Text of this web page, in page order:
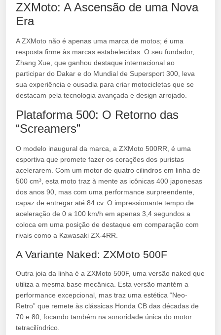
ZXMoto: A Ascensão de uma Nova
Era
A ZXMoto não é apenas uma marca de motos; é uma
resposta firme às marcas estabelecidas. O seu fundador,
Zhang Xue, que ganhou destaque internacional ao
participar do Dakar e do Mundial de Supersport 300, leva
sua experiência e ousadia para criar motocicletas que se
destacam pela tecnologia avançada e design arrojado.
Plataforma 500: O Retorno das
“Screamers”
O modelo inaugural da marca, a ZXMoto 500RR, é uma
esportiva que promete fazer os corações dos puristas
acelerarem. Com um motor de quatro cilindros em linha de
500 cm³, esta moto traz à mente as icônicas 400 japonesas
dos anos 90, mas com uma performance surpreendente,
capaz de entregar até 84 cv. O impressionante tempo de
aceleração de 0 a 100 km/h em apenas 3,4 segundos a
coloca em uma posição de destaque em comparação com
rivais como a Kawasaki ZX-4RR.
A Variante Naked: ZXMoto 500F
Outra joia da linha é a ZXMoto 500F, uma versão naked que
utiliza a mesma base mecânica. Esta versão mantém a
performance excepcional, mas traz uma estética “Neo-
Retro” que remete às clássicas Honda CB das décadas de
70 e 80, focando também na sonoridade única do motor
tetracilíndrico.